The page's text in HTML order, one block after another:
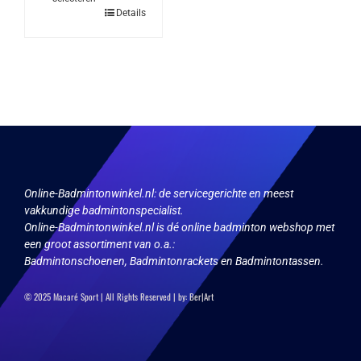
Dit
worden
productpagina
Details
Online-Badmintonwinkel.nl:de servicegerichte en meest
vakkundige badmintonspecialist.
Online-Badmintonwinkel.nl is dé online badminton webshop met
een groot assortiment van o.a.:
Badmintonschoenen, Badmintonrackets en Badmintontassen.
© 2025 Macaré Sport | All Rights Reserved | by:Ber|Art